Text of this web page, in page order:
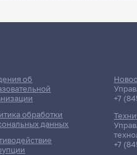
Факультет
Заочная форма
об
обработки
данных
+7
+7